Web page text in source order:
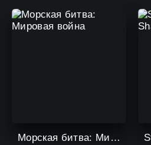
Морская битва: Мировая война